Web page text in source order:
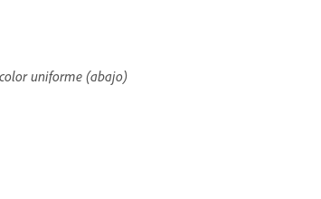
uniforme (abajo)